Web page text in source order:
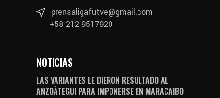
prensaligafutve@gmail.com
+58 212 9517920
NOTICIAS
LAS VARIANTES LE DIERON RESULTADO AL
ANZOÁTEGUI PARA IMPONERSE EN MARACAIBO